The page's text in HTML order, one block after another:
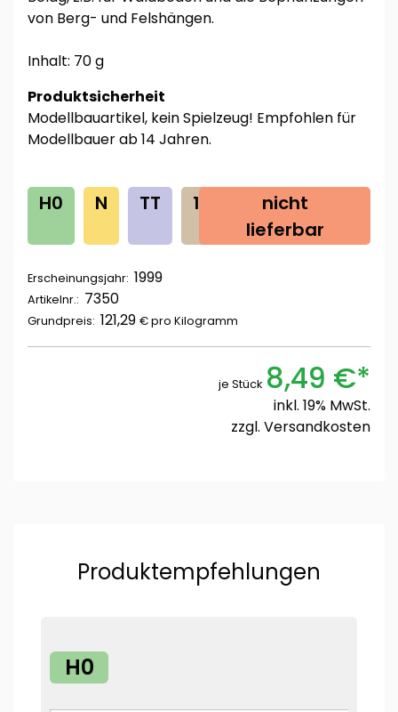
von Berg- und Felshängen.
Inhalt: 70 g
Produktsicherheit
Modellbauartikel, kein Spielzeug! Empfohlen für
Modellbauer ab 14 Jahren.
H0 N TT 1G Z
nicht
lieferbar
Erscheinungsjahr: 1999
Artikelnr.: 7350
Grundpreis: 121,29 € pro Kilogramm
je Stück 8,49 €*
inkl. 19% MwSt.
zzgl. Versandkosten
Produktempfehlungen
H0